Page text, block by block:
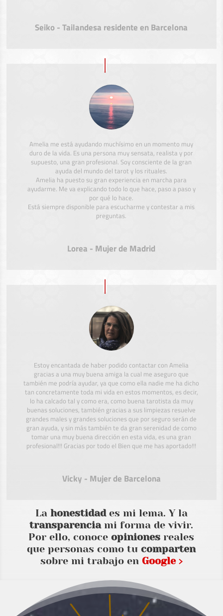
Seiko - Tailandesa residente en Barcelona
Amelia me está ayudando muchísimo en un momento muy
duro de la vida. Es una persona muy sensata, realista y por
supuesto, una gran profesional. Soy consciente de la gran
ayuda del mundo del tarot y los rituales.
Amelia ha puesto su gran experiencia en marcha para
ayudarme. Me va explicando todo lo que hace, paso a paso y
por qué lo hace.
Está siempre disponible para escucharme y contestar a mis
preguntas.
Lorea - Mujer de Madrid
Estoy encantada de haber podido contactar con Amelia
gracias a una muy buena amiga la cual me aseguro que
también me podría ayudar, ya que como ella nadie me ha dicho
tan concretamente toda mi vida en estos momentos, es decir,
lo ha calcado tal y como era, como buena tarotista da muy
buenas soluciones, también gracias a sus limpiezas resuelve
grandes males y grandes soluciones que por seguro serán de
gran ayuda, y sin más también te da gran serenidad de como
tomar una muy buena dirección en esta vida, es una gran
profesional!!! Gracias por todo el Bien que me has aportado!!!
Vicky - Mujer de Barcelona
La honestidades mi lema. Y la
transparenciami forma de vivir.
Por ello, conoceopiniones reales
que personas como tucomparten
sobre mi trabajo en Google ›